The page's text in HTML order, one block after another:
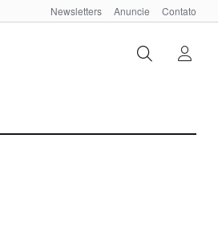
Newsletters Anuncie Contato